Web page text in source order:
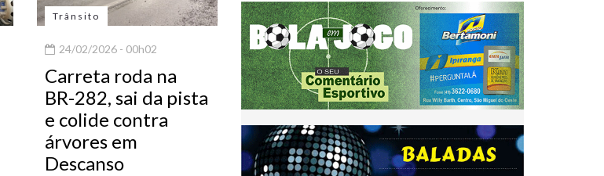
Trânsito
24/02/2026 - 00h02
Carreta roda na
BR-282, sai da pista
e colide contra
árvores em
Descanso